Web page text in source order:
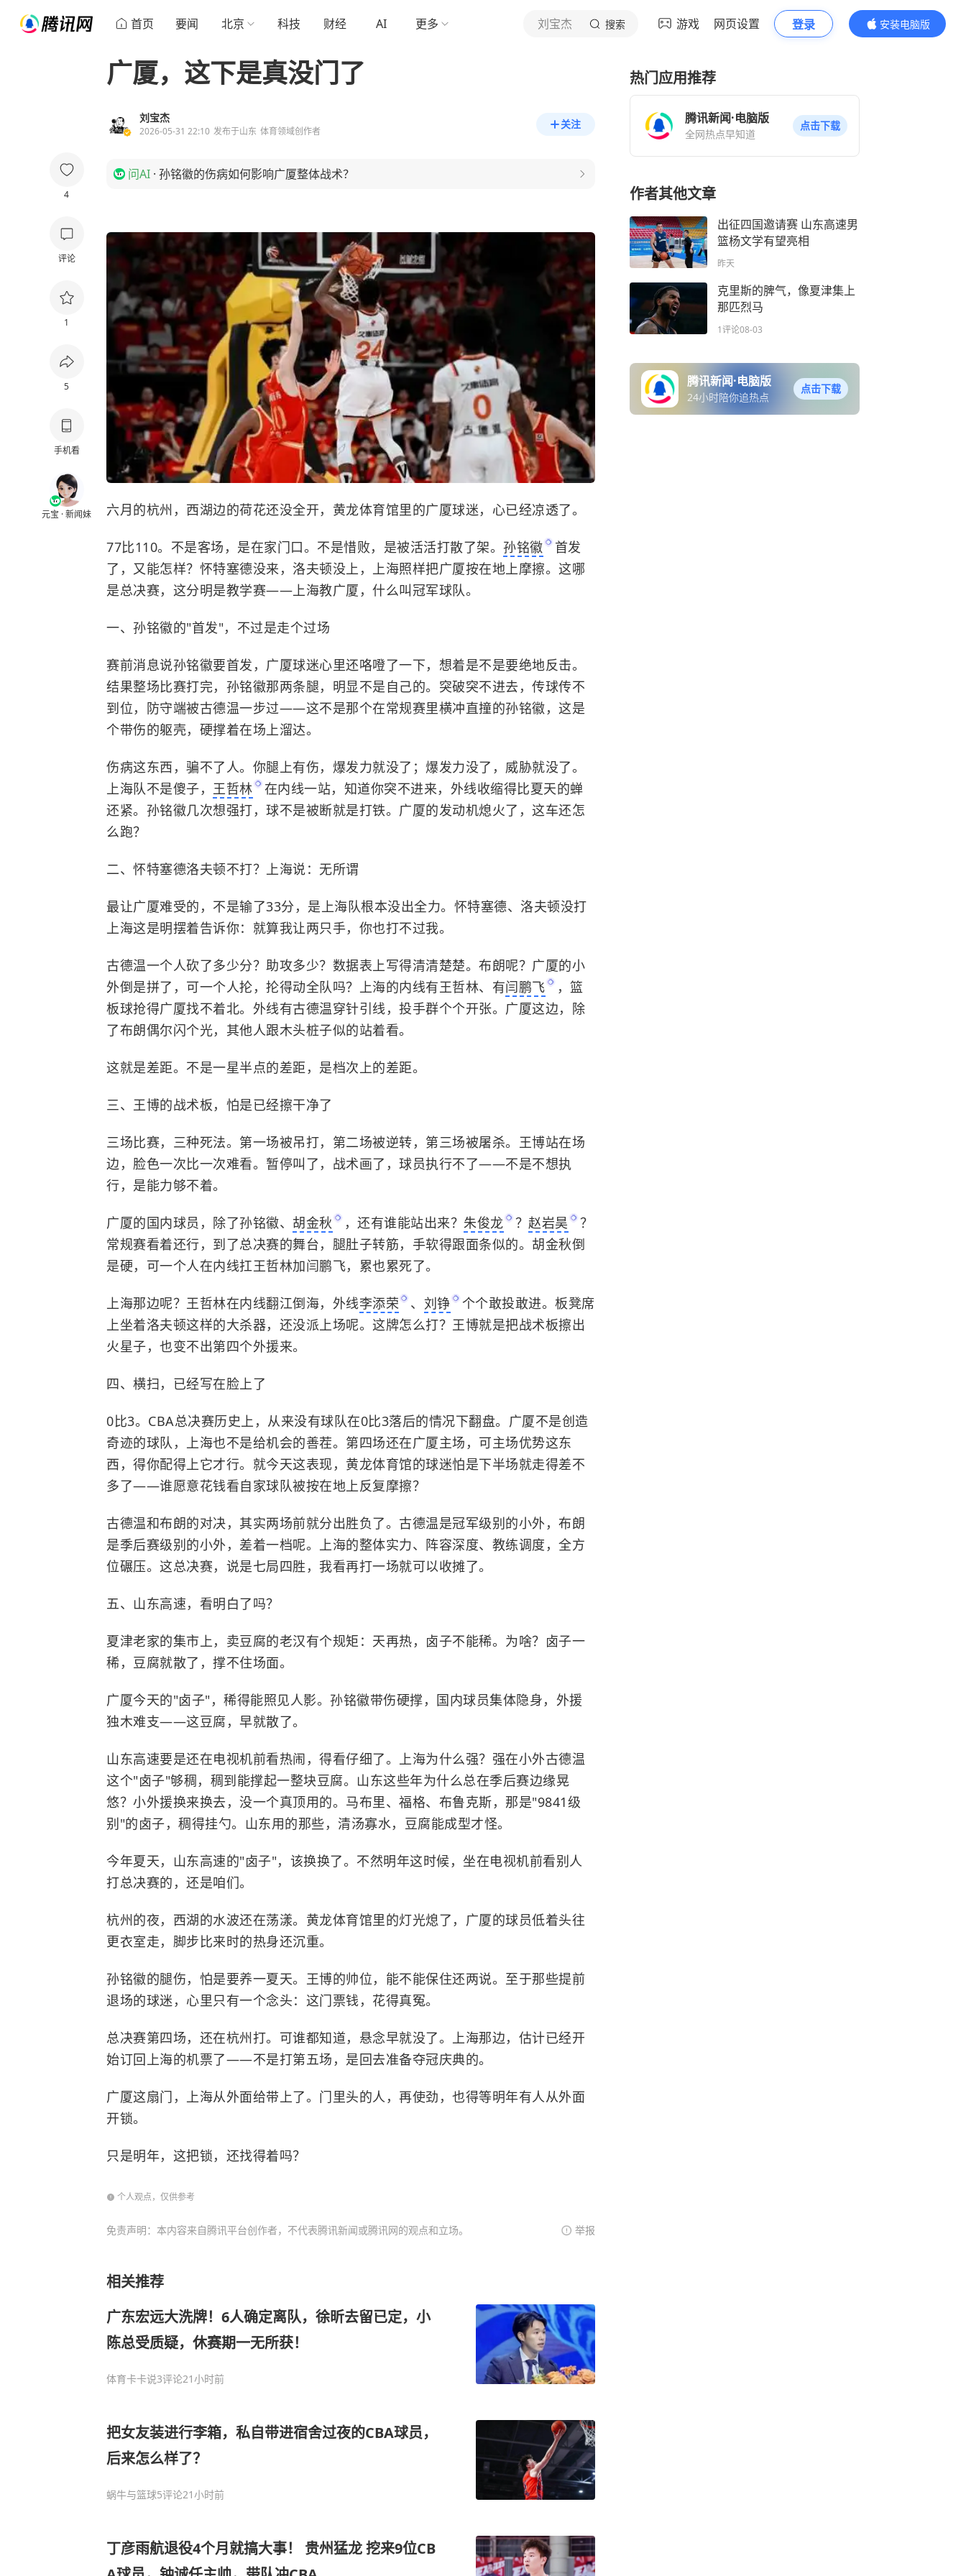
首页 要闻 北京 科技 财经 AI 更多 刘宝杰 搜索 游戏 网页设置 登录
安装电脑版
内容更精彩
4
评论
1
5
手机看
元宝 · 新闻妹
广厦，这下是真没门了
刘宝杰
2026-05-31 22:10 发布于山东 体育领域创作者
关注
问AI · 孙铭徽的伤病如何影响广厦整体战术？
六月的杭州，西湖边的荷花还没全开，黄龙体育馆里的广厦球迷，心已经凉透了。
77比110。不是客场，是在家门口。不是惜败，是被活活打散了架。 孙铭徽
首发
了，又能怎样？怀特塞德没来，洛夫顿没上，上海照样把广厦按在地上摩擦。这哪
是总决赛，这分明是教学赛——上海教广厦，什么叫冠军球队。
一、孙铭徽的"首发"，不过是走个过场
赛前消息说孙铭徽要首发，广厦球迷心里还咯噔了一下，想着是不是要绝地反击。
结果整场比赛打完，孙铭徽那两条腿，明显不是自己的。突破突不进去，传球传不
到位，防守端被古德温一步过——这不是那个在常规赛里横冲直撞的孙铭徽，这是
个带伤的躯壳，硬撑着在场上溜达。
伤病这东西，骗不了人。你腿上有伤，爆发力就没了；爆发力没了，威胁就没了。
上海队不是傻子， 王哲林
在内线一站，知道你突不进来，外线收缩得比夏天的蝉
还紧。孙铭徽几次想强打，球不是被断就是打铁。广厦的发动机熄火了，这车还怎
么跑？
二、怀特塞德洛夫顿不打？上海说：无所谓
最让广厦难受的，不是输了33分，是上海队根本没出全力。怀特塞德、洛夫顿没打
上海这是明摆着告诉你：就算我让两只手，你也打不过我。
古德温一个人砍了多少分？助攻多少？数据表上写得清清楚楚。布朗呢？广厦的小
外倒是拼了，可一个人抡，抡得动全队吗？上海的内线有王哲林、有闫鹏飞
，篮
板球抢得广厦找不着北。外线有古德温穿针引线，投手群个个开张。广厦这边，除
了布朗偶尔闪个光，其他人跟木头桩子似的站着看。
这就是差距。不是一星半点的差距，是档次上的差距。
三、王博的战术板，怕是已经擦干净了
三场比赛，三种死法。第一场被吊打，第二场被逆转，第三场被屠杀。王博站在场
边，脸色一次比一次难看。暂停叫了，战术画了，球员执行不了——不是不想执
行，是能力够不着。
广厦的国内球员，除了孙铭徽、 胡金秋 ，还有谁能站出来？ 朱俊龙 ？ 赵岩昊
？
常规赛看着还行，到了总决赛的舞台，腿肚子转筋，手软得跟面条似的。胡金秋倒
是硬，可一个人在内线扛王哲林加闫鹏飞，累也累死了。
上海那边呢？王哲林在内线翻江倒海，外线李添荣 、 刘铮
个个敢投敢进。板凳席
上坐着洛夫顿这样的大杀器，还没派上场呢。这牌怎么打？王博就是把战术板擦出
火星子，也变不出第四个外援来。
四、横扫，已经写在脸上了
0比3。CBA总决赛历史上，从来没有球队在0比3落后的情况下翻盘。广厦不是创造
奇迹的球队，上海也不是给机会的善茬。第四场还在广厦主场，可主场优势这东
西，得你配得上它才行。就今天这表现，黄龙体育馆的球迷怕是下半场就走得差不
多了——谁愿意花钱看自家球队被按在地上反复摩擦？
古德温和布朗的对决，其实两场前就分出胜负了。古德温是冠军级别的小外，布朗
是季后赛级别的小外，差着一档呢。上海的整体实力、阵容深度、教练调度，全方
位碾压。这总决赛，说是七局四胜，我看再打一场就可以收摊了。
五、山东高速，看明白了吗？
夏津老家的集市上，卖豆腐的老汉有个规矩：天再热，卤子不能稀。为啥？卤子一
稀，豆腐就散了，撑不住场面。
广厦今天的"卤子"，稀得能照见人影。孙铭徽带伤硬撑，国内球员集体隐身，外援
独木难支——这豆腐，早就散了。
山东高速要是还在电视机前看热闹，得看仔细了。上海为什么强？强在小外古德温
这个"卤子"够稠，稠到能撑起一整块豆腐。山东这些年为什么总在季后赛边缘晃
悠？小外援换来换去，没一个真顶用的。马布里、福格、布鲁克斯，那是"9841级
别"的卤子，稠得挂勺。山东用的那些，清汤寡水，豆腐能成型才怪。
今年夏天，山东高速的"卤子"，该换换了。不然明年这时候，坐在电视机前看别人
打总决赛的，还是咱们。
杭州的夜，西湖的水波还在荡漾。黄龙体育馆里的灯光熄了，广厦的球员低着头往
更衣室走，脚步比来时的热身还沉重。
孙铭徽的腿伤，怕是要养一夏天。王博的帅位，能不能保住还两说。至于那些提前
退场的球迷，心里只有一个念头：这门票钱，花得真冤。
总决赛第四场，还在杭州打。可谁都知道，悬念早就没了。上海那边，估计已经开
始订回上海的机票了——不是打第五场，是回去准备夺冠庆典的。
广厦这扇门，上海从外面给带上了。门里头的人，再使劲，也得等明年有人从外面
开锁。
只是明年，这把锁，还找得着吗？
个人观点，仅供参考
免责声明：本内容来自腾讯平台创作者，不代表腾讯新闻或腾讯网的观点和立场。 举报
相关推荐
广东宏远大洗牌！6人确定离队，徐昕去留已定，小
陈总受质疑，休赛期一无所获！
体育卡卡说3评论21小时前
把女友装进行李箱，私自带进宿舍过夜的CBA球员，
后来怎么样了？
蜗牛与篮球5评论21小时前
丁彦雨航退役4个月就搞大事！ 贵州猛龙 挖来9位CB
热门应用推荐
腾讯新闻·电脑版
全网热点早知道
点击下载
作者其他文章
出征四国邀请赛 山东高速男
篮杨文学有望亮相
昨天
克里斯的脾气，像夏津集上
那匹烈马
1评论08-03
腾讯新闻·电脑版
24小时陪你追热点
点击下载